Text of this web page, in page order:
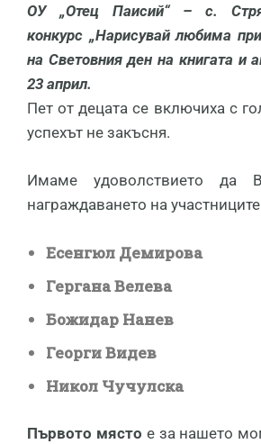
ОУ „Отец Паисий“ – с.
конкурс „Нарисувай любима
на Световния ден на книгата и
23 април.
Пет от децата се включиха с
успехът не закъсня.
Имаме удоволствието да
награждаването на
Есенгюл Демирова
Гергана Велева
Божидар Нанев
Георги Видев
Никол Чучулска
Първото място е за нашето